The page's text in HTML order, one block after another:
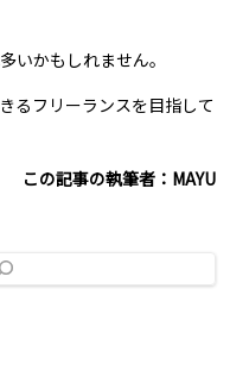
かもしれません。
るフリーランスを目指して
この記事の執筆者：MAYU